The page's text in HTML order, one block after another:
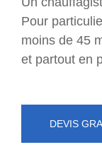
Pour
moins de 45
et partout en
DEVIS